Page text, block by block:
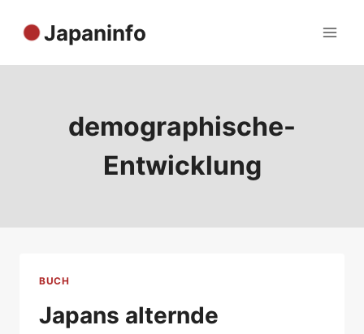
Inhalt
Japaninfo
demographische-
Entwicklung
BUCH
Japans alternde